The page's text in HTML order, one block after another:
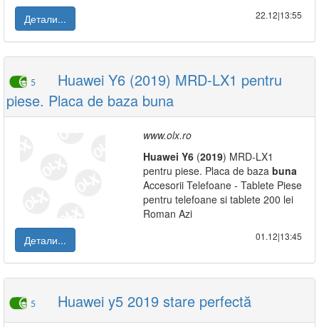
Детали...
22.12|13:55
5
Huawei Y6 (2019) MRD-LX1 pentru
piese. Placa de baza buna
www.olx.ro
Huawei Y6 (2019) MRD-LX1
pentru piese. Placa de baza buna
Accesorii Telefoane - Tablete Piese
pentru telefoane si tablete 200 lei
Roman Azi
Детали...
01.12|13:45
5 Huawei y5 2019 stare perfectă